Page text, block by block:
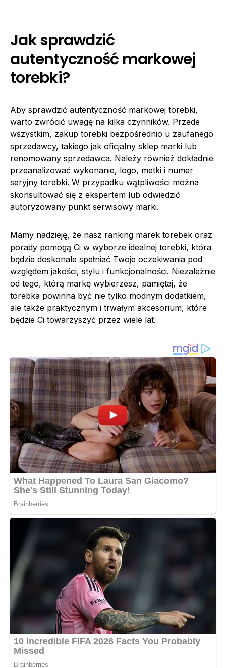
Jak sprawdzić
autentyczność markowej
torebki?
Aby sprawdzić autentyczność markowej torebki,
warto zwrócić uwagę na kilka czynników. Przede
wszystkim, zakup torebki bezpośrednio u zaufanego
sprzedawcy, takiego jak oficjalny sklep marki lub
renomowany sprzedawca. Należy również dokładnie
przeanalizować wykonanie, logo, metki i numer
seryjny torebki. W przypadku wątpliwości można
skonsultować się z ekspertem lub odwiedzić
autoryzowany punkt serwisowy marki.
Mamy nadzieję, że nasz ranking marek torebek oraz
porady pomogą Ci w wyborze idealnej torebki, która
będzie doskonale spełniać Twoje oczekiwania pod
względem jakości, stylu i funkcjonalności. Niezależnie
od tego, którą markę wybierzesz, pamiętaj, że
torebka powinna być nie tylko modnym dodatkiem,
ale także praktycznym i trwałym akcesorium, które
będzie Ci towarzyszyć przez wiele lat.